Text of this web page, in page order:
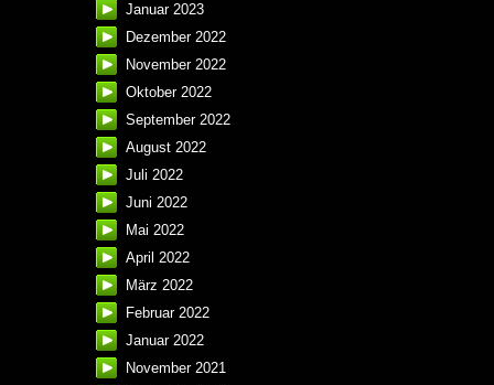
Januar 2023
Dezember 2022
November 2022
Oktober 2022
September 2022
August 2022
Juli 2022
Juni 2022
Mai 2022
April 2022
März 2022
Februar 2022
Januar 2022
November 2021